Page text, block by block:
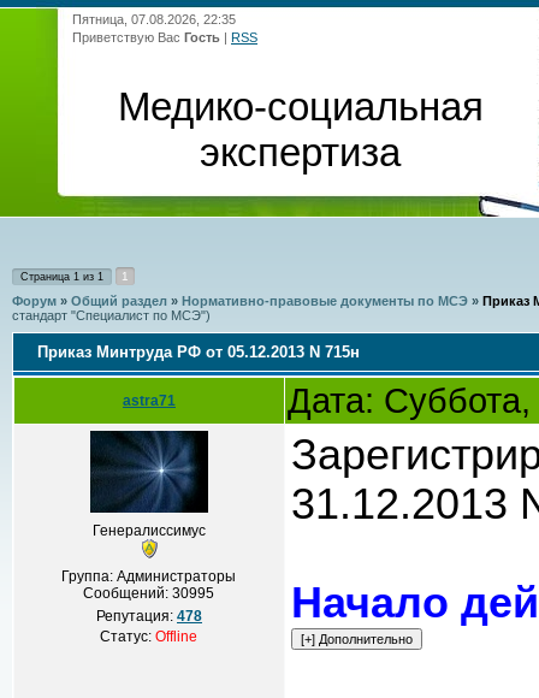
Пятница, 07.08.2026, 22:35
Приветствую Вас Гость | RSS
Медико-социальная
экспертиза
Страница 1 из 1 1
Форум » Общий раздел » Нормативно-правовые документы по МСЭ » Приказ
стандарт "Специалист по МСЭ")
Приказ Минтруда РФ от 05.12.2013 N 715н
astra71 Дата:
Генералиссимус
Группа: Администраторы
Сообщений:30995
Репутация: 478
Статус:Offline
31.12.2013
Начало